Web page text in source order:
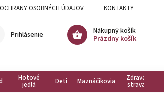
OSOBNÝCH ÚDAJOV KONTAKTY
Nákupný košík
Prázdny košík
Prihlásenie
Hotové
jedlá Deti Maznáčikovia Zdravá
strava